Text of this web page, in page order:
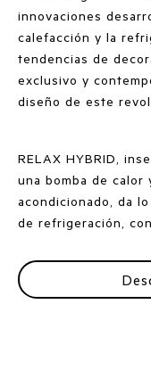
innovaciones
calefacción y la
tendencias de
exclusivo y
diseño de este
RELAX HYBRID,
una bomba de calor
acondicionado, da
de refrigeración,